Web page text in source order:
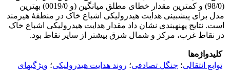
(98/0) و کمترین مقدار خطای مطلق میانگین (و 0019/0) بهترین
مدل برای پیش‏بینی هدایت هیدرولیکی اشباع خاک در منطقۀ هیرمند
است. نتایج پهنه‏بندی نشان داد مقدار هدایت هیدرولیکی اشباع خاک
در نقاط غرب، مرکز و شمال شرق بیشتر از سایر نقاط بود.
کلیدواژه‌ها
توابع انتقالی؛ جنگل تصادفی؛ روند هدایت هیدرولیکی؛ ویژگی‏های